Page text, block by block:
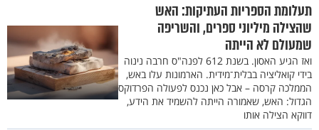
תעלומת הספריות העתיקות: האש
שהצילה מיליוני ספרים, והשריפה
שמעולם לא הייתה
ואז הגיע האסון. בשנת 612 לפנה"ס חרבה נינוה
בידי קואליציה בבלית־מידית. הארמונות עלו באש,
הממלכה קרסה – אבל כאן נכנס לפעולה הפרדוקס
הגדול: האש, שאמורה הייתה להשמיד את הידע,
דווקא הצילה אותו